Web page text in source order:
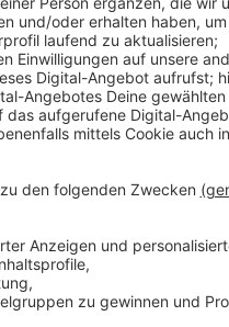
können die Linien
der Streik auf die
Verkehrsverbund.
findet ihr unter
Abellio (RE 1),
28) und Vias (RB 34)
31.08.2021 06:10